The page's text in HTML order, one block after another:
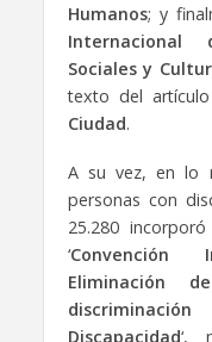
Humanos; y
Internacional
Sociales y
texto del
Ciudad.
A su vez, en lo
personas con
25.280
‘Convención
Eliminación
Discapacidad‘,